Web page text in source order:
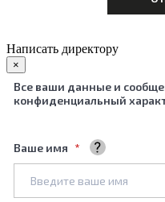
Написать директору
×
Все ваши данные и
конфиденциальный
Ваше имя
Ваше